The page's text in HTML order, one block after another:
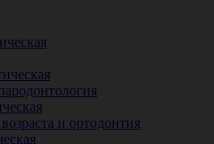
и ортодонтия